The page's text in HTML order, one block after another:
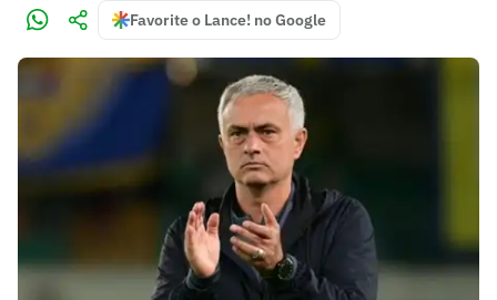
Favorite o Lance! no Google